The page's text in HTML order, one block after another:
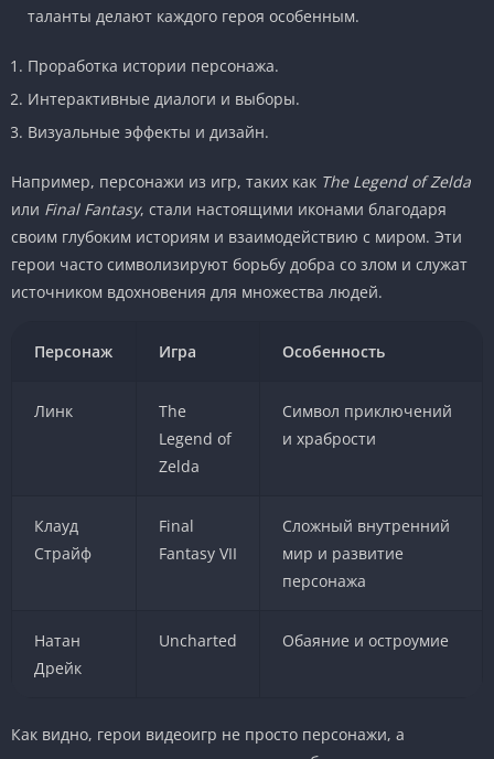
таланты делают каждого героя особенным.
Проработка истории персонажа.
Интерактивные диалоги и выборы.
Визуальные эффекты и дизайн.
Например, персонажи из игр, таких как The Legend of Zelda
или Final Fantasy, стали настоящими иконами благодаря
своим глубоким историям и взаимодействию с миром. Эти
герои часто символизируют борьбу добра со злом и служат
источником вдохновения для множества людей.
Персонаж Игра Особенность
Линк
The
Legend of
Zelda
Символ приключений
и храбрости
Клауд
Страйф
Final
Fantasy VII
Сложный внутренний
мир и развитие
персонажа
Натан
Дрейк
Uncharted Обаяние и остроумие
Как видно, герои видеоигр не просто персонажи, а